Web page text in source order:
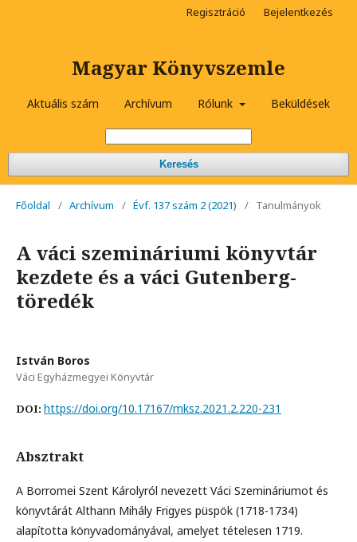
Magyar Könyvszemle
Aktuális szám Archívum Rólunk Beküldések
Keresés
Regisztráció Bejelentkezés
Főoldal / Archívum / Évf. 137 szám 2 (2021) / Tanulmányok
A váci szemináriumi könyvtár
kezdete és a váci Gutenberg-
töredék
István Boros
Váci Egyházmegyei Könyvtár
DOI: https://doi.org/10.17167/mksz.2021.2.220-231
Absztrakt
A Borromei Szent Károlyról nevezett Váci Szemináriumot és
könyvtárát Althann Mihály Frigyes püspök (1718-1734)
alapította könyvadományával, amelyet tételesen 1719.